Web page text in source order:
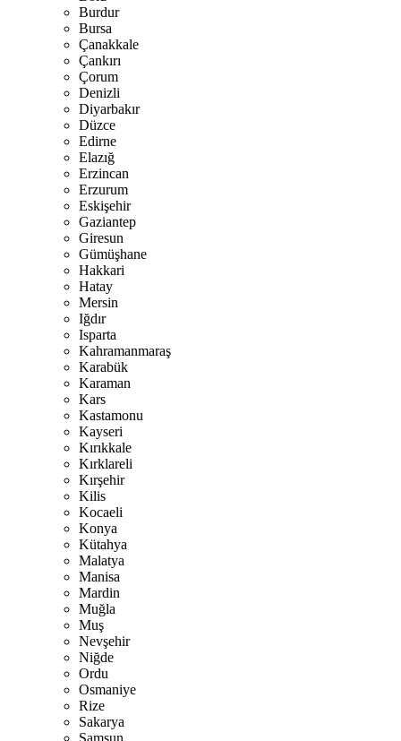
Burdur
Bursa
Çanakkale
Çankırı
Çorum
Denizli
Diyarbakır
Düzce
Edirne
Elazığ
Erzincan
Erzurum
Eskişehir
Gaziantep
Giresun
Gümüşhane
Hakkari
Hatay
Mersin
Iğdır
Isparta
Kahramanmaraş
Karabük
Karaman
Kars
Kastamonu
Kayseri
Kırıkkale
Kırklareli
Kırşehir
Kilis
Kocaeli
Konya
Kütahya
Malatya
Manisa
Mardin
Muğla
Muş
Nevşehir
Niğde
Ordu
Osmaniye
Rize
Sakarya
Samsun